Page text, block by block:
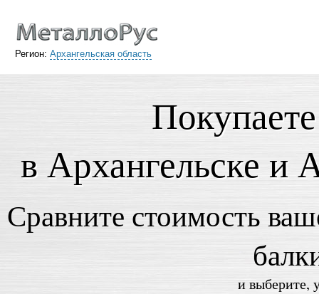
Регион: Архангельская область
в Архангельске и
Сравните стоимость
и выберите,